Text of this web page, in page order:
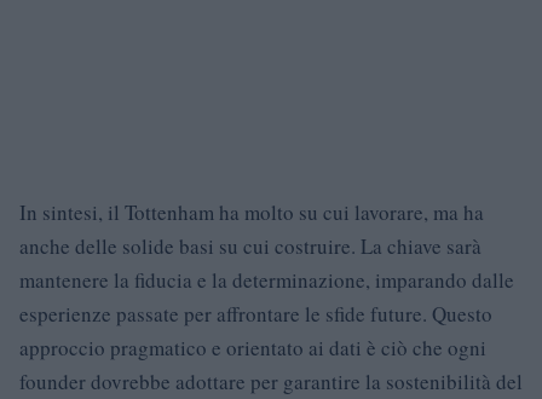
In sintesi, il Tottenham ha molto su cui lavorare, ma ha
anche delle solide basi su cui costruire. La chiave sarà
mantenere la fiducia e la determinazione, imparando dalle
esperienze passate per affrontare le sfide future. Questo
approccio pragmatico e orientato ai dati è ciò che ogni
founder dovrebbe adottare per garantire la sostenibilità del